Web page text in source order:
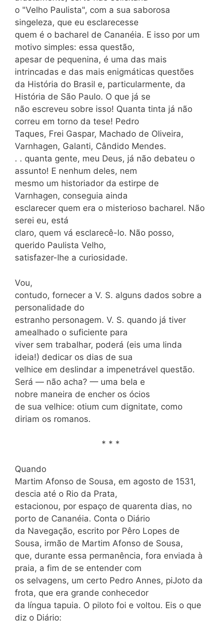
o "Velho Paulista", com a sua saborosa
singeleza, que eu esclarecesse
quem é o bacharel de Cananéia. E isso por um
motivo simples: essa questão,
apesar de pequenina, é uma das mais
intrincadas e das mais enigmáticas questões
da História do Brasil e, particularmente, da
História de São Paulo. O que já se
não escreveu sobre isso! Quanta tinta já não
correu em torno da tese! Pedro
Taques, Frei Gaspar, Machado de Oliveira,
Varnhagen, Galanti, Cândido Mendes.
. . quanta gente, meu Deus, já não debateu o
assunto! E nenhum deles, nem
mesmo um historiador da estirpe de
Varnhagen, conseguia ainda
esclarecer quem era o misterioso bacharel. Não
serei eu, está
claro, quem vá esclarecê-lo. Não posso,
querido Paulista Velho,
satisfazer-lhe a curiosidade.
Vou,
contudo, fornecer a V. S. alguns dados sobre a
personalidade do
estranho personagem. V. S. quando já tiver
amealhado o suficiente para
viver sem trabalhar, poderá (eis uma linda
ideia!) dedicar os dias de sua
velhice em deslindar a impenetrável questão.
Será — não acha? — uma bela e
nobre maneira de encher os ócios
de sua velhice: otium cum dignitate, como
diriam os romanos.
* * *
Quando
Martim Afonso de Sousa, em agosto de 1531,
descia até o Rio da Prata,
estacionou, por espaço de quarenta dias, no
porto de Cananéia. Conta o Diário
da Navegação, escrito por Pêro Lopes de
Sousa, irmão de Martim Afonso de Sousa,
que, durante essa permanência, fora enviada à
praia, a fim de se entender com
os selvagens, um certo Pedro Annes, piJoto da
frota, que era grande conhecedor
da língua tapuia. O piloto foi e voltou. Eis o que
diz o Diário: